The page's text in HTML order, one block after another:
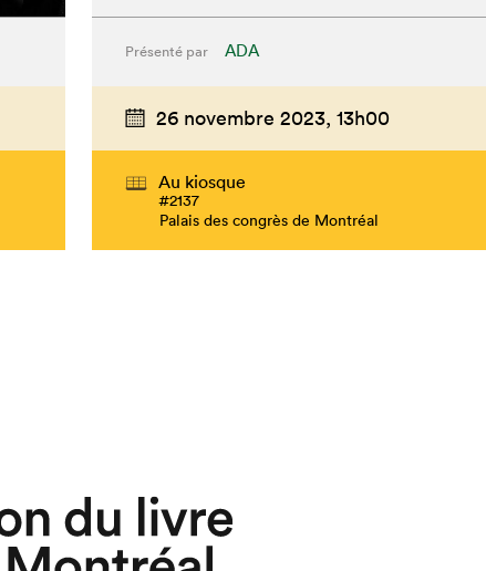
Présenté par ADA
26 novembre 2023, 13h00
Au kiosque
#2137
Palais des congrès de Montréal